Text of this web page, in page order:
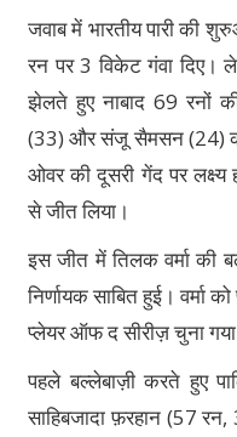
जवाब में भारतीय पारी की
रन पर 3 विकेट गंवा दिए।
झेलते हुए नाबाद 69 रनों
(33) और संजू सैमसन (24)
ओवर की दूसरी गेंद पर
से जीत लिया।
इस जीत में तिलक वर्मा की
निर्णायक साबित हुई।
प्लेयर ऑफ द सीरीज़ चुना
पहले बल्लेबाज़ी करते हुए
साहिबजादा फ़रहान (57